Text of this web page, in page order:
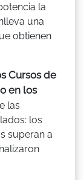
la
una
obtienen
Cursos de
en los
las
los
superan a